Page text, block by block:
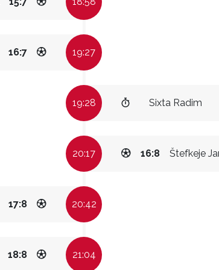
16:7 19:27
19:28 Sixta Radim
20:17 Štefkeje
16:8
17:8 20:42
18:8 21:04